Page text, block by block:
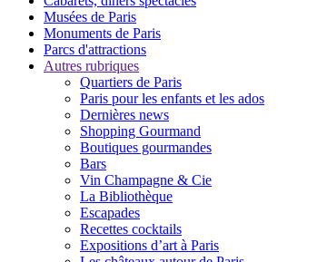
Musées de Paris
Monuments de Paris
Parcs d'attractions
Autres rubriques
Quartiers de Paris
Paris pour les enfants et les ados
Dernières news
Shopping Gourmand
Boutiques gourmandes
Bars
Vin Champagne & Cie
La Bibliothèque
Escapades
Recettes cocktails
Expositions d’art à Paris